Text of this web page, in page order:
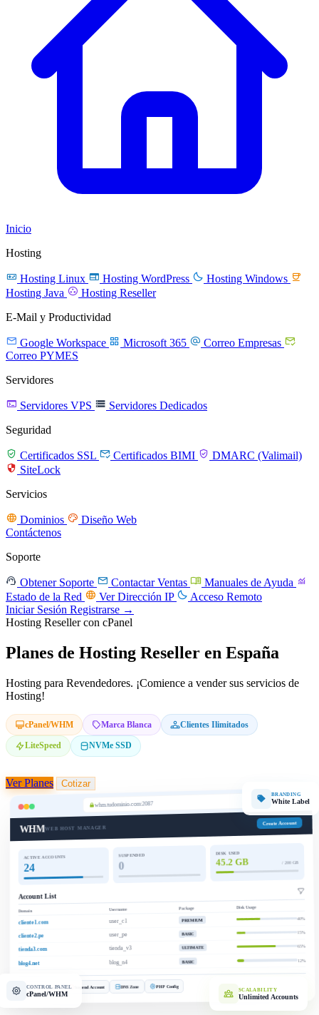
Inicio
Hosting
 Hosting Linux  Hosting WordPress  Hosting Windows 
Hosting Java  Hosting Reseller
E-Mail y Productividad
 Google Workspace  Microsoft 365  Correo Empresas 
Correo PYMES
Servidores
 Servidores VPS  Servidores Dedicados
Seguridad
 Certificados SSL  Certificados BIMI  DMARC (Valimail)
 SiteLock
Servicios
 Dominios  Diseño Web
Contáctenos
Soporte
 Obtener Soporte  Contactar Ventas  Manuales de Ayuda 
Estado de la Red  Ver Dirección IP  Acceso Remoto
Iniciar Sesión Registrarse →
Hosting Reseller con cPanel
Planes de Hosting Reseller en España
Hosting para Revendedores. ¡Comience a vender sus servicios de
Hosting!
cPanel/WHM Marca Blanca Clientes Ilimitados
LiteSpeed NVMe SSD
Ver Planes Cotizar
BRANDING
White Label
CONTROL PANEL
cPanel/WHM SCALABILITY
Unlimited Accounts
whm.tudominio.com:2087
WHMWEB HOST MANAGER
Create Account
ACTIVE ACCOUNTS
24
SUSPENDED
0
DISK USED
45.2 GB / 200 GB
Account List
Domain Username Package Disk Usage
cliente1.com user_c1 PREMIUM 40%
cliente2.pe user_pe BASIC 15%
tienda3.com tienda_v3 ULTIMATE 65%
blog4.net blog_n4 BASIC 12%
Create Account Suspend Account DNS Zone PHP Config